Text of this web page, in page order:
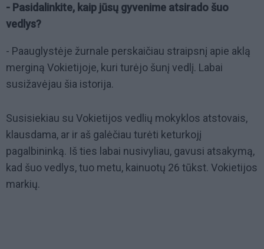
- Pasidalinkite, kaip jūsų gyvenime atsirado šuo
vedlys?
- Paauglystėje žurnale perskaičiau straipsnį apie aklą
merginą Vokietijoje, kuri turėjo šunį vedlį. Labai
susižavėjau šia istorija.
Susisiekiau su Vokietijos vedlių mokyklos atstovais,
klausdama, ar ir aš galėčiau turėti keturkojį
pagalbininką. Iš ties labai nusivyliau, gavusi atsakymą,
kad šuo vedlys, tuo metu, kainuotų 26 tūkst. Vokietijos
markių.